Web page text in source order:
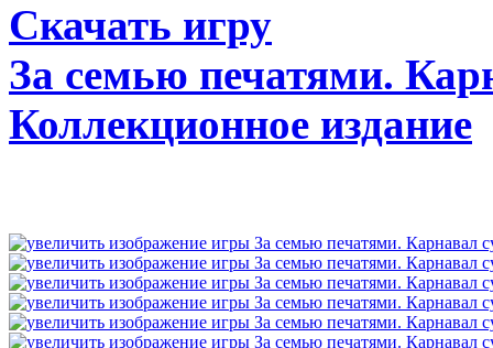
Скачать игру
За семью печатями.
Коллекционное издание